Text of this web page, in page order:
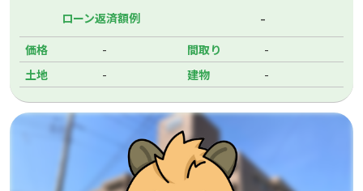
ローン返済額例 -
価格 - 間取り -
土地 - 建物 -